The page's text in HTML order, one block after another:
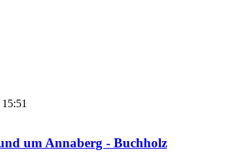
um Annaberg - Buchholz